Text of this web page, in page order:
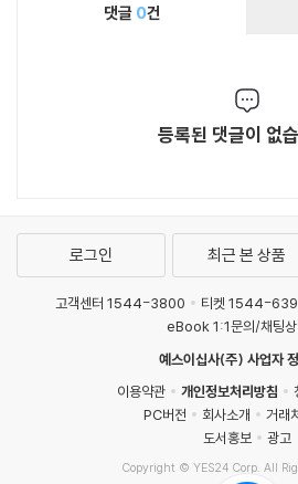
댓글 0건
등록된 댓글이 없
로그인 최근 본 상품
고객센터 1544-3800 티켓 1544-
eBook 1:1문의/채팅
예스이십사(주) 사업자
이용약관
개인정보처리방침
PC버전
회사소개
거래
도서홍보
광고
Copyright © YES24 Corp. All